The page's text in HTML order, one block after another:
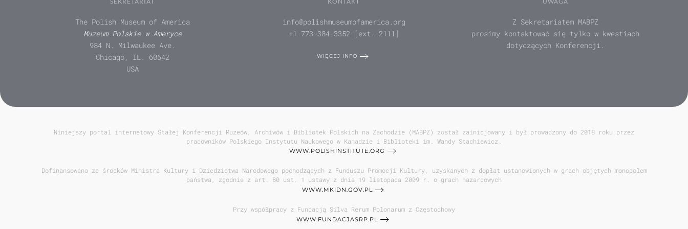
The Polish Museum of America
Muzeum Polskie w Ameryce
984 N. Milwaukee Ave.
Chicago, IL. 60642
USA
info@polishmuseumofamerica.org
+1-773-384-3352 [ext. 2111]
WIĘCEJ INFO
Z Sekretariatem MABPZ
prosimy kontaktować się tylko w kwestiach
dotyczących Konferencji.
Niniejszy portal internetowy Stałej Konferencji Muzeów, Archiwów i Bibliotek Polskich na Zachodzie (MABPZ) został zainicjowany i był prowadzony do 2018 roku przez
pracowników Polskiego Instytutu Naukowego w Kanadzie i Biblioteki im. Wandy Stachiewicz.
WWW.POLISHINSTITUTE.ORG
Dofinansowano ze środków Ministra Kultury i Dziedzictwa Narodowego pochodzących z Funduszu Promocji Kultury, uzyskanych z dopłat ustanowionych w grach objętych monopolem
państwa, zgodnie z art. 80 ust. 1 ustawy z dnia 19 listopada 2009 r. o grach hazardowych
WWW.MKIDN.GOV.PL
Przy współpracy z Fundacją Silva Rerum Polonarum z Częstochowy
WWW.FUNDACJASRP.PL